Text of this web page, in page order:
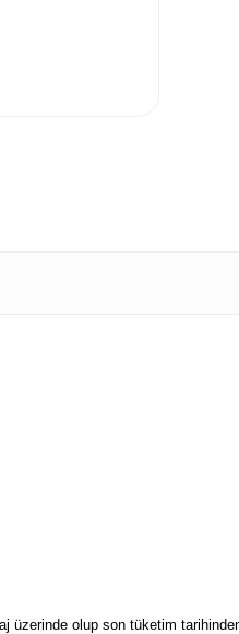
üzerinde olup son tüketim